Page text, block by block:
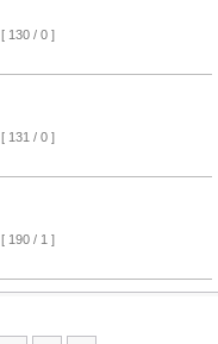
[ 130 / 0 ]
[ 131 / 0 ]
[ 190 / 1 ]